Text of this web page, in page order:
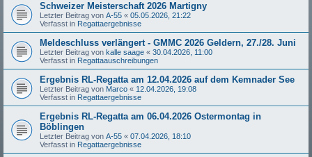
Schweizer Meisterschaft 2026 Martigny
Letzter Beitrag von A-55 « 05.05.2026, 21:22
Verfasst in Regattaergebnisse
Meldeschluss verlängert - GMMC 2026 Geldern, 27./28. Juni
Letzter Beitrag von kalle saage « 30.04.2026, 11:00
Verfasst in Regattaauschreibungen
Ergebnis RL-Regatta am 12.04.2026 auf dem Kemnader See
Letzter Beitrag von Marco « 12.04.2026, 19:08
Verfasst in Regattaergebnisse
Ergebnis RL-Regatta am 06.04.2026 Ostermontag in
Böblingen
Letzter Beitrag von A-55 « 07.04.2026, 18:10
Verfasst in Regattaergebnisse